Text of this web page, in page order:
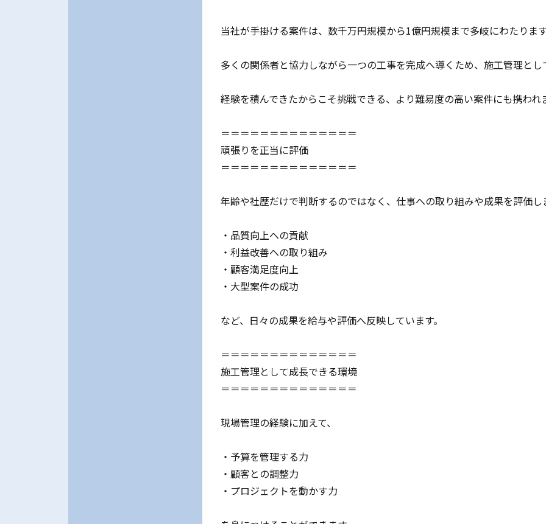
当社が手掛ける案件は、数千万円規模から1億円規模まで多岐にわたります
多くの関係者と協力しながら一つの工事を完成へ導くため、施工管理とし
経験を積んできたからこそ挑戦できる、より難易度の高い案件にも携われ
＝＝＝＝＝＝＝＝＝＝＝＝＝＝
頑張りを正当に評価
＝＝＝＝＝＝＝＝＝＝＝＝＝＝
年齢や社歴だけで判断するのではなく、仕事への取り組みや成果を評価し
・品質向上への貢献
・利益改善への取り組み
・顧客満足度向上
・大型案件の成功
など、日々の成果を給与や評価へ反映しています。
＝＝＝＝＝＝＝＝＝＝＝＝＝＝
施工管理として成長できる環境
＝＝＝＝＝＝＝＝＝＝＝＝＝＝
現場管理の経験に加えて、
・予算を管理する力
・顧客との調整力
・プロジェクトを動かす力